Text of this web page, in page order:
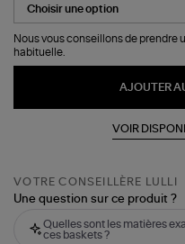
Nous vous conseillons de prendre
habituelle.
AJOUTER
VOIR
VOTRE CONSEILLÈRE LULLI
Une question sur ce produit ?
Quelles sont les matières
ces baskets ?